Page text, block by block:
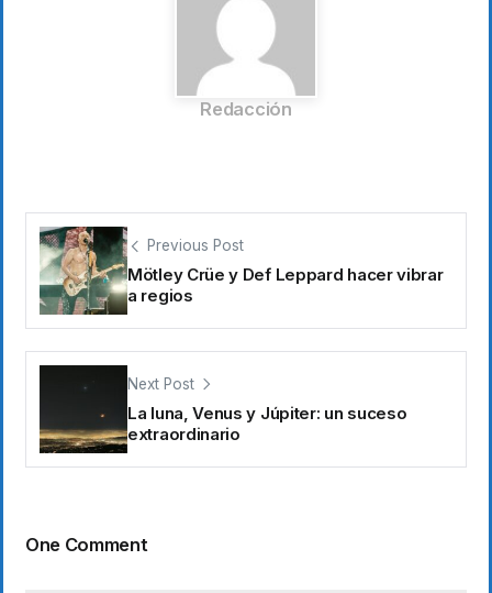
Redacción
Previous Post
Mötley Crüe y Def Leppard hacer vibrar
a regios
Next Post
La luna, Venus y Júpiter: un suceso
extraordinario
One Comment